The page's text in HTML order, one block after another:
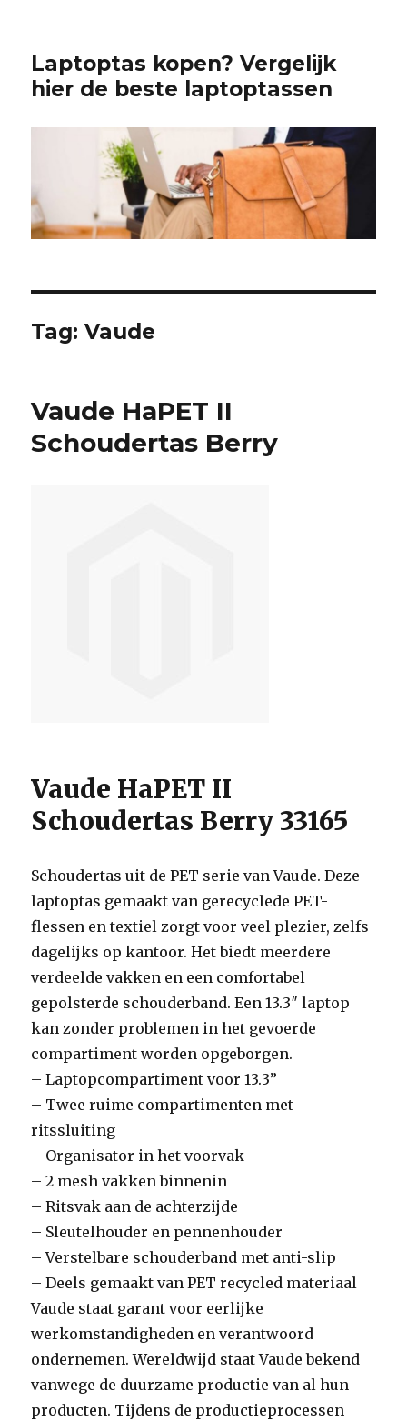
Laptoptas kopen? Vergelijk
hier de beste laptoptassen
Tag:Vaude
Vaude HaPET II
Schoudertas Berry
Vaude HaPET II
Schoudertas Berry 33165
Schoudertas uit de PET serie van Vaude. Deze
laptoptas gemaakt van gerecyclede PET-
flessen en textiel zorgt voor veel plezier, zelfs
dagelijks op kantoor. Het biedt meerdere
verdeelde vakken en een comfortabel
gepolsterde schouderband. Een 13.3″ laptop
kan zonder problemen in het gevoerde
compartiment worden opgeborgen.
– Laptopcompartiment voor 13.3”
– Twee ruime compartimenten met
ritssluiting
– Organisator in het voorvak
– 2 mesh vakken binnenin
– Ritsvak aan de achterzijde
– Sleutelhouder en pennenhouder
– Verstelbare schouderband met anti-slip
– Deels gemaakt van PET recycled materiaal
Vaude staat garant voor eerlijke
werkomstandigheden en verantwoord
ondernemen. Wereldwijd staat Vaude bekend
vanwege de duurzame productie van al hun
producten. Tijdens de productieprocessen